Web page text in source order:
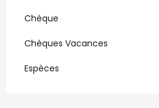
Chèque
Chèques Vacances
Espèces